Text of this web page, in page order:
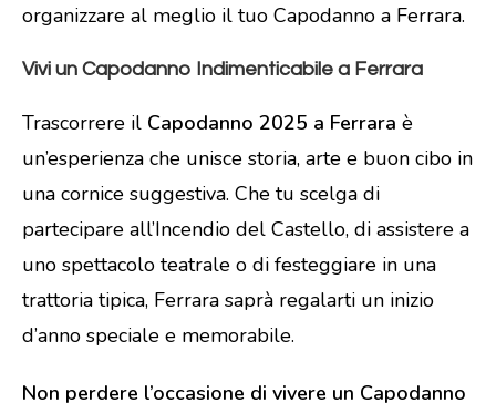
organizzare al meglio il tuo Capodanno a Ferrara.
Vivi un Capodanno Indimenticabile a Ferrara
Trascorrere il Capodanno 2025 a Ferrara è
un’esperienza che unisce storia, arte e buon cibo in
una cornice suggestiva. Che tu scelga di
partecipare all’Incendio del Castello, di assistere a
uno spettacolo teatrale o di festeggiare in una
trattoria tipica, Ferrara saprà regalarti un inizio
d’anno speciale e memorabile.
Non perdere l’occasione di vivere un Capodanno